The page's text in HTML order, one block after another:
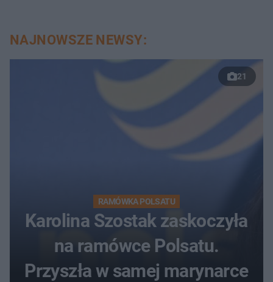
NAJNOWSZE NEWSY:
21
RAMÓWKA POLSATU
Karolina Szostak zaskoczyła
na ramówce Polsatu.
Przyszła w samej marynarce